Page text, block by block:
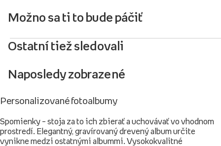
Možno sa ti to bude páčiť
Ostatní tiež sledovali
Naposledy zobrazené
Personalizované fotoalbumy
Spomienky – stoja za to ich zbierať a uchovávať vo vhodnom
prostredí. Elegantný, gravírovaný drevený album určite
vynikne medzi ostatnými albummi. Vysokokvalitné